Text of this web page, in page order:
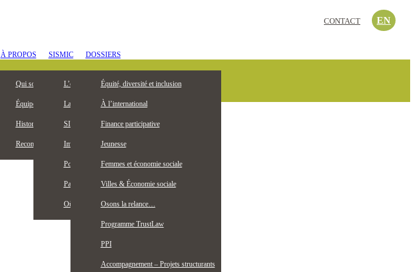
À PROPOS
Qui sommes-nous
Équipe
Historique
Reconnaissance territoriale
SISMIC
L’entrepreneuriat collectif, c’est quoi?
La Bourse Entrepreneuriat collectif jeunesse
SISMIC, c’est quoi?
Impacts SISMIC
Portraits SISMIC
Partenaires nationaux
Où nous trouver
DOSSIERS
Équité, diversité et inclusion
À l’international
Finance participative
Jeunesse
Femmes et économie sociale
Villes & Économie sociale
Osons la relance…
Programme TrustLaw
PPI
Accompagnement – Projets structurants
OUTILS ET PUBLICATIONS OFFRES D’EMPLOI
CONTACT EN